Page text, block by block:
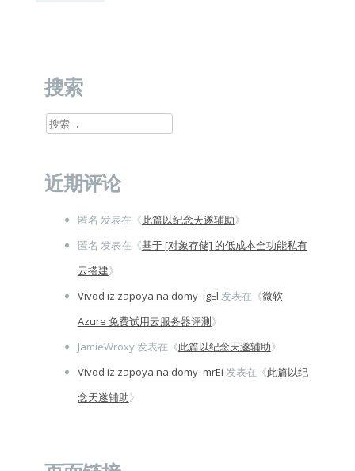
搜索
搜
近期评论
匿名 发表在《此篇以纪念天遂辅助》
匿名 发表在《基于 [对象存储] 的低成本全功能私有
云搭建》
Vivod iz zapoya na domy_igEl 发表在《微软
Azure 免费试用云服务器评测》
JamieWroxy发表在《此篇以纪念天遂辅助》
Vivod iz zapoya na domy_mrEi 发表在《此篇以纪
念天遂辅助》